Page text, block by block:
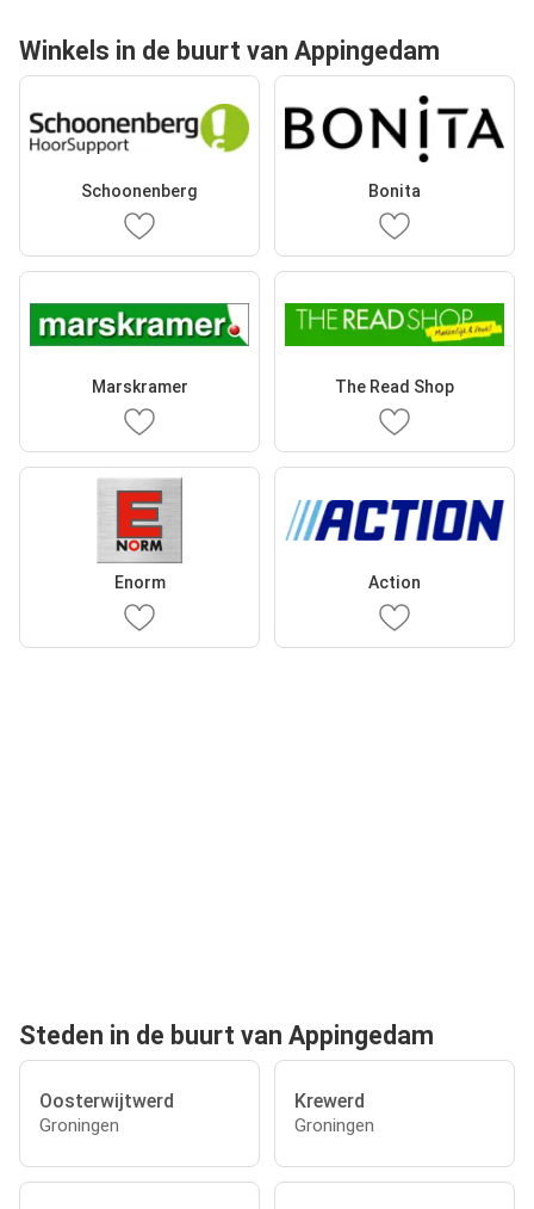
Winkels in de buurt van Appingedam
Schoonenberg Bonita
Marskramer The Read Shop
Enorm Action
Steden in de buurt van Appingedam
Oosterwijtwerd
Groningen
Krewerd
Groningen